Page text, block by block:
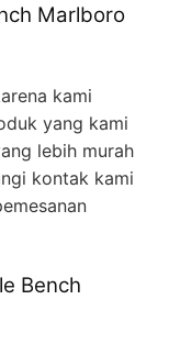
Marlboro
kami
yang kami
lebih murah
kontak kami
Bench